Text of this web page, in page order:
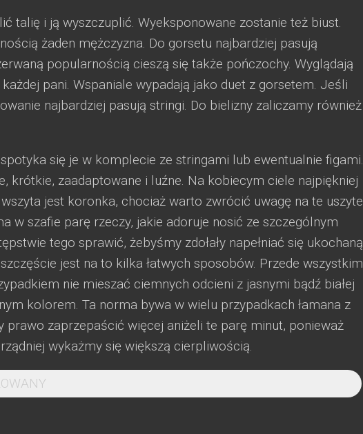
talię i ją wyszczuplić. Wyeksponowane zostanie też biust.
żaden mężczyzna. Do gorsetu najbardziej pasują
popularnością cieszą się także pończochy. Wyglądają
pani. Wspaniale wypadają jako duet z gorsetem. Jeśli
najbardziej pasują stringi. Do bielizny zaliczamy również
się je w komplecie ze stringami lub ewentualnie figami.
krótkie, zaadaptowane i luźne. Na kobiecym ciele najpiękniej
jest koronka, chociaż warto zwrócić uwagę na te uszyte
w szafie parę rzeczy, jakie adoruje nosić ze szczególnym
tego sprawić, żebyśmy zdołały napełniać się ukochaną
jest na to kilka łatwych sposobów. Przede wszystkim
nie mieszać ciemnych odcieni z jasnymi bądź białej
kolorem. Ta norma bywa w wielu przypadkach łamana z
prawo zaprzepaścić więcej aniżeli te parę minut, ponieważ
wykażmy się większą cierpliwością.